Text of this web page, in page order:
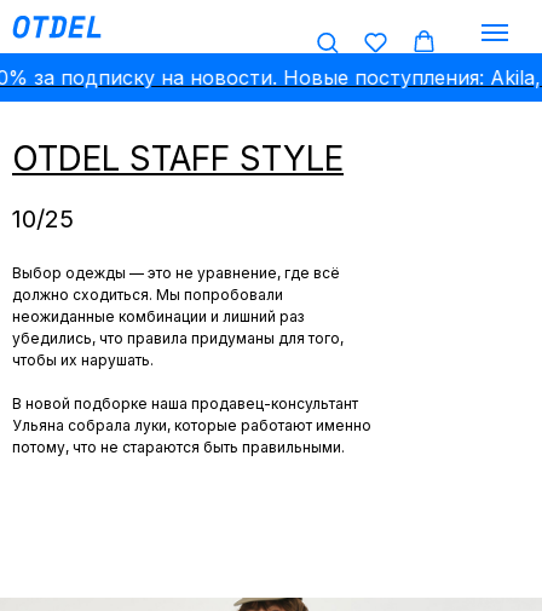
за подписку на новости. Новые поступления:
OTDEL STAFF STYLE
Выбор одежды — это не уравнение, где всё
должно сходиться. Мы попробовали
неожиданные комбинации и лишний раз
убедились, что правила придуманы для того,
чтобы их нарушать.
В новой подборке наша продавец-консультант
Ульяна собрала луки, которые работают именно
потому, что не стараются быть правильными.
10/25